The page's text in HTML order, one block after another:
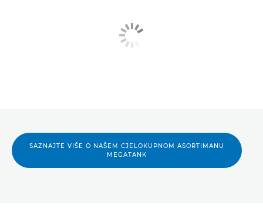
SAZNAJTE VIŠE O NAŠEM CJELOKUPNOM ASORTIMANU
MEGATANK